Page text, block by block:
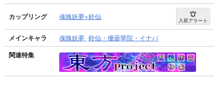
カップリング 魂魄妖夢×鈴仙 入荷アラート
メインキャラ 魂魄妖夢 鈴仙・優曇華院・イナバ
関連特集